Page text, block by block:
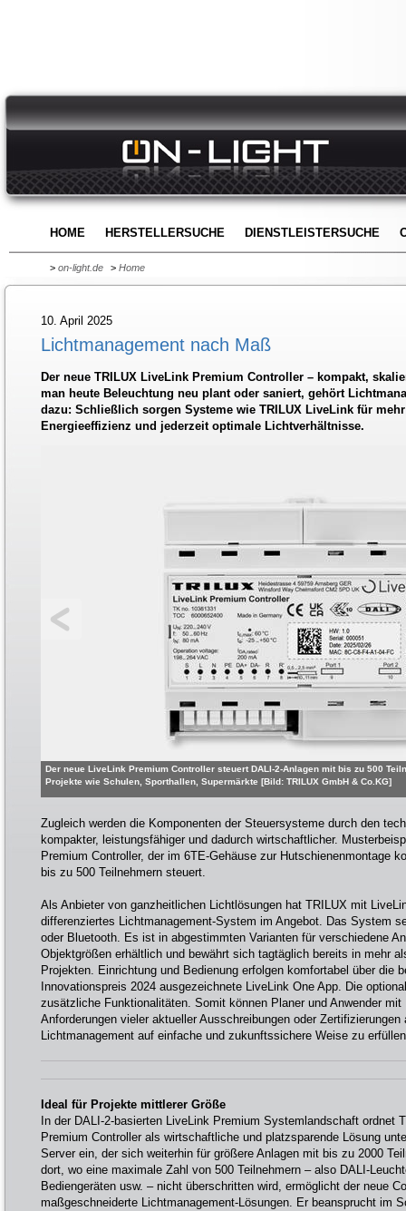
HOME HERSTELLERSUCHE DIENSTLEISTERSUCHE
> on-light.de > Home
10. April 2025
Lichtmanagement nach Maß
Der neue TRILUX LiveLink Premium Controller – kompakt,
man heute Beleuchtung neu plant oder saniert, gehört
dazu: Schließlich sorgen Systeme wie TRILUX LiveLink für
Energieeffizienz und jederzeit optimale Lichtverhältnisse.
Der neue LiveLink Premium Controller steuert DALI-2-Anlagen mit bis zu 500
Projekte wie Schulen, Sporthallen, Supermärkte [Bild: TRILUX GmbH & Co.KG]
Zugleich werden die Komponenten der Steuersysteme durch den
kompakter, leistungsfähiger und dadurch wirtschaftlicher.
Premium Controller, der im 6TE-Gehäuse zur Hutschienenmontage
bis zu 500 Teilnehmern steuert.
Als Anbieter von ganzheitlichen Lichtlösungen hat TRILUX mit
differenziertes Lichtmanagement-System im Angebot. Das System
oder Bluetooth. Es ist in abgestimmten Varianten für verschiedene
Objektgrößen erhältlich und bewährt sich tagtäglich bereits in mehr
Projekten. Einrichtung und Bedienung erfolgen komfortabel über die
Innovationspreis 2024 ausgezeichnete LiveLink One App. Die
zusätzliche Funktionalitäten. Somit können Planer und Anwender
Anforderungen vieler aktueller Ausschreibungen oder
Lichtmanagement auf einfache und zukunftssichere Weise zu
Ideal für Projekte mittlerer Größe
In der DALI-2-basierten LiveLink Premium Systemlandschaft ordnet
Premium Controller als wirtschaftliche und platzsparende Lösung
Server ein, der sich weiterhin für größere Anlagen mit bis zu 2000
dort, wo eine maximale Zahl von 500 Teilnehmern – also DALI-
Bediengeräten usw. – nicht überschritten wird, ermöglicht der neue
maßgeschneiderte Lichtmanagement-Lösungen. Er beansprucht im